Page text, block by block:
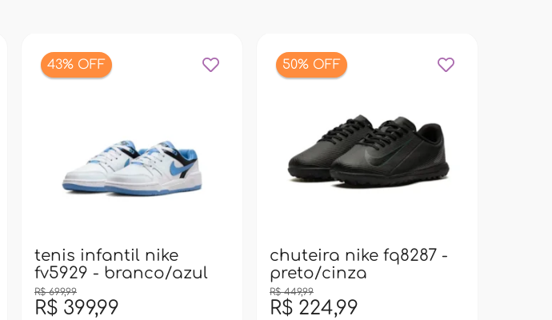
43% OFF
tenis infantil nike
fv5929 - branco/azul
R$ 399,99
R$ 699,99
50% OFF
chuteira nike fq8287 -
preto/cinza
R$ 224,99
R$ 449,99